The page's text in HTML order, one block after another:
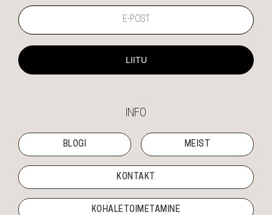
LIITU
INFO
BLOGI MEIST
KONTAKT
KOHALETOIMETAMINE